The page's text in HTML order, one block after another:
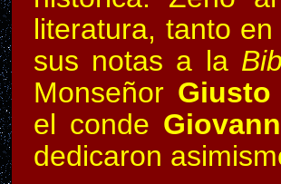
literatura, tanto
sus notas a la
Monseñor
el conde
dedicaron